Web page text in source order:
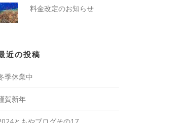
料金改定のお知らせ
近の投稿
季休業中
賀新年